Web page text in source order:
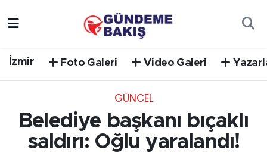
İzmir Foto Galeri Video Galeri
GÜNCEL
Belediye başkanı bıçaklı
saldırı: Oğlu yaralandı!
EGE
Süper Lig Puan Durumu ve Fikstür